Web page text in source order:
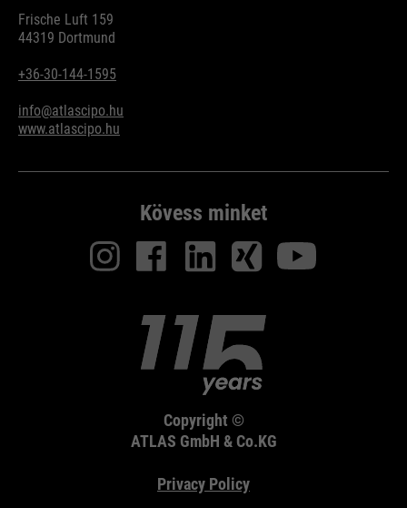
Frische Luft 159
44319 Dortmund
+36-30-144-1595
info@atlascipo.hu
www.atlascipo.hu
Kövess minket
Copyright ©
ATLAS GmbH & Co.KG
Privacy Policy